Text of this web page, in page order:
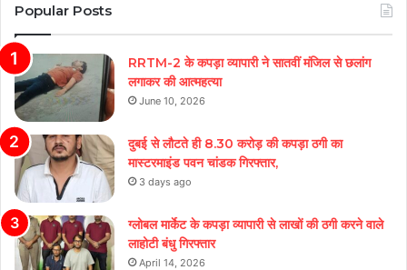
Popular Posts
RRTM-2 के कपड़ा व्यापारी ने सातवीं मंजिल से छलांग
लगाकर की आत्महत्या
June 10, 2026
दुबई से लौटते ही 8.30 करोड़ की कपड़ा ठगी का
मास्टरमाइंड पवन चांडक गिरफ्तार,
3 days ago
ग्लोबल मार्केट के कपड़ा व्यापारी से लाखों की ठगी करने वाले
लाहोटी बंधु गिरफ्तार
April 14, 2026